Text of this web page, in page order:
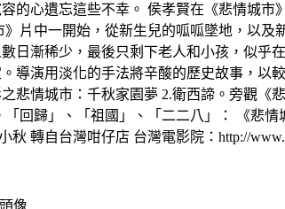
的心遺忘這些不幸。 侯孝賢在《悲情城
中一開始，從新生兒的呱呱墜地，以及
日漸稀少，最後只剩下老人和小孩，似
導演用淡化的手法將辛酸的歷史故事，
悲情城市：千秋家園夢 2.衛西諦。旁觀
回歸」、「祖國」、「二二八」： 《悲
轉自台灣咁仔店 台灣電影院：http://